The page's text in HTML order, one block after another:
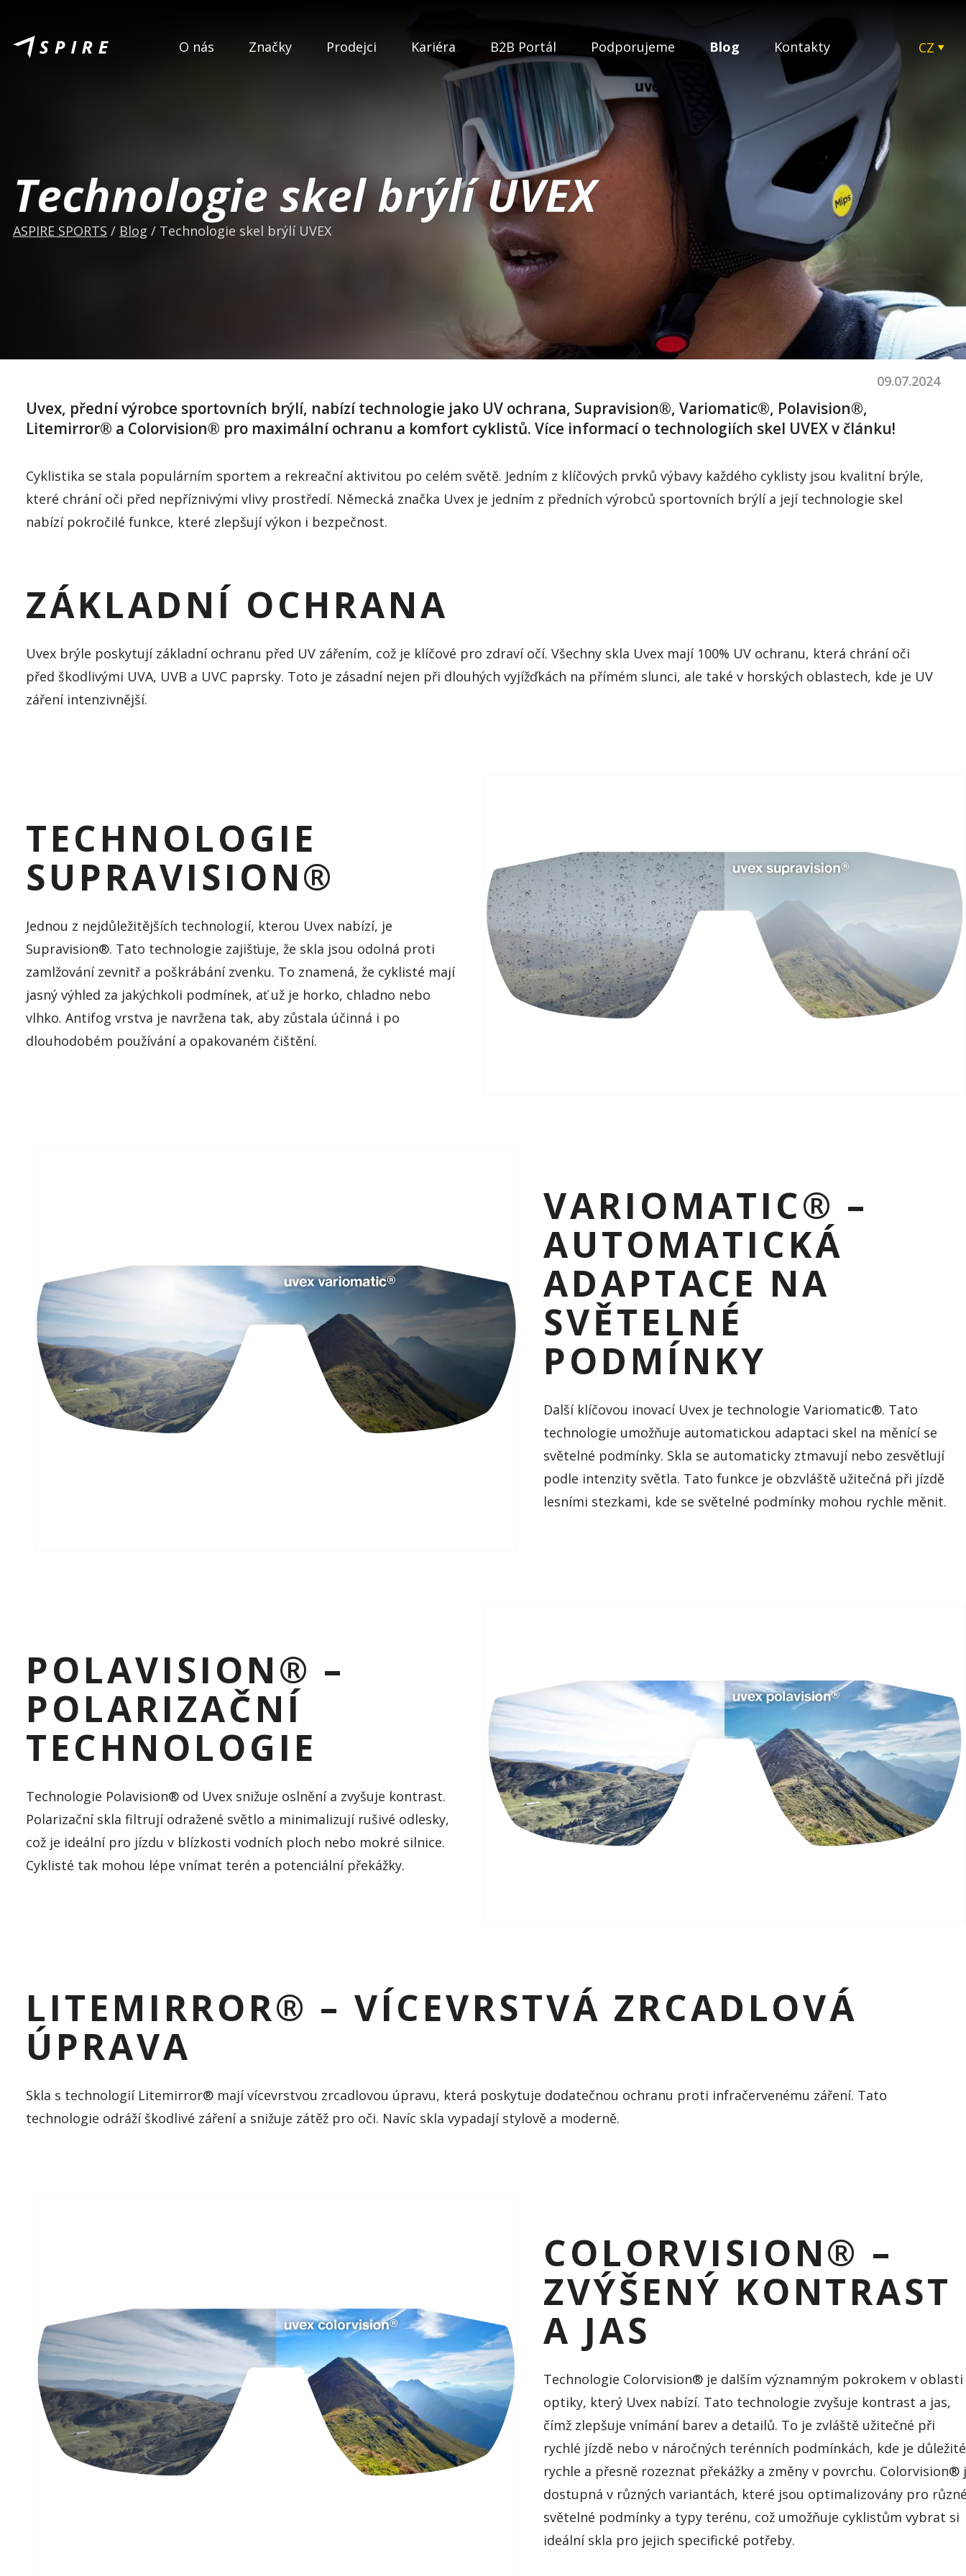
O nás Značky Prodejci Kariéra B2B Portál Podporujeme Blog Kontakty
CZ
Technologie skel brýlí UVEX
ASPIRE SPORTS / Blog / Technologie skel brýlí UVEX
09.07.2024
Uvex, přední výrobce sportovních brýlí, nabízí technologie jako UV ochrana, Supravision®, Variomatic®, Polavision®,
Litemirror® a Colorvision® pro maximální ochranu a komfort cyklistů. Více informací o technologiích skel UVEX v článku!
Cyklistika se stala populárním sportem a rekreační aktivitou po celém světě. Jedním z klíčových prvků výbavy každého cyklisty jsou kvalitní brýle,
které chrání oči před nepříznivými vlivy prostředí. Německá značka Uvex je jedním z předních výrobců sportovních brýlí a její technologie skel
nabízí pokročilé funkce, které zlepšují výkon i bezpečnost.
ZÁKLADNÍ OCHRANA
Uvex brýle poskytují základní ochranu před UV zářením, což je klíčové pro zdraví očí. Všechny skla Uvex mají 100% UV ochranu, která chrání oči
před škodlivými UVA, UVB a UVC paprsky. Toto je zásadní nejen při dlouhých vyjížďkách na přímém slunci, ale také v horských oblastech, kde je UV
záření intenzivnější.
TECHNOLOGIE
SUPRAVISION®
Jednou z nejdůležitějších technologií, kterou Uvex nabízí, je
Supravision®. Tato technologie zajišťuje, že skla jsou odolná proti
zamlžování zevnitř a poškrábání zvenku. To znamená, že cyklisté mají
jasný výhled za jakýchkoli podmínek, ať už je horko, chladno nebo
vlhko. Antifog vrstva je navržena tak, aby zůstala účinná i po
dlouhodobém používání a opakovaném čištění.
VARIOMATIC® –
AUTOMATICKÁ
ADAPTACE NA
SVĚTELNÉ
PODMÍNKY
Další klíčovou inovací Uvex je technologie Variomatic®. Tato
technologie umožňuje automatickou adaptaci skel na měnící se
světelné podmínky. Skla se automaticky ztmavují nebo zesvětlují
podle intenzity světla. Tato funkce je obzvláště užitečná při jízdě
lesními stezkami, kde se světelné podmínky mohou rychle měnit.
POLAVISION® –
POLARIZAČNÍ
TECHNOLOGIE
Technologie Polavision® od Uvex snižuje oslnění a zvyšuje kontrast.
Polarizační skla filtrují odražené světlo a minimalizují rušivé odlesky,
což je ideální pro jízdu v blízkosti vodních ploch nebo mokré silnice.
Cyklisté tak mohou lépe vnímat terén a potenciální překážky.
LITEMIRROR® – VÍCEVRSTVÁ ZRCADLOVÁ
ÚPRAVA
Skla s technologií Litemirror® mají vícevrstvou zrcadlovou úpravu, která poskytuje dodatečnou ochranu proti infračervenému záření. Tato
technologie odráží škodlivé záření a snižuje zátěž pro oči. Navíc skla vypadají stylově a moderně.
COLORVISION® –
ZVÝŠENÝ KONTRAST
A JAS
Technologie Colorvision® je dalším významným pokrokem v oblasti
optiky, který Uvex nabízí. Tato technologie zvyšuje kontrast a jas,
čímž zlepšuje vnímání barev a detailů. To je zvláště užitečné při
rychlé jízdě nebo v náročných terénních podmínkách, kde je důležité
rychle a přesně rozeznat překážky a změny v povrchu. Colorvision®
dostupná v různých variantách, které jsou optimalizovány pro
světelné podmínky a typy terénu, což umožňuje cyklistům vybrat si
ideální skla pro jejich specifické potřeby.